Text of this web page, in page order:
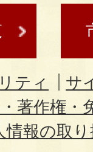
ティ
サ
著作権・
情報の取